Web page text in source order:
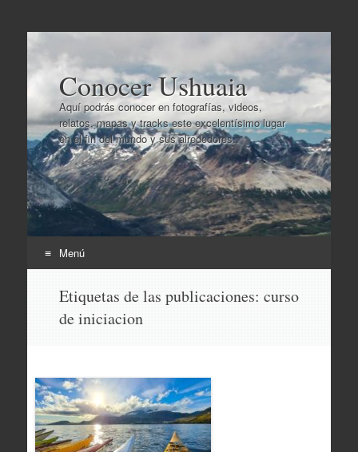
Conocer Ushuaia
Aquí podrás conocer en fotografías, videos,
relatos, mapas y tracks este excelentísimo lugar
en el fin del mundo y sus alrededores..
Menú
contenido
Etiquetas de las publicaciones: curso
de iniciacion